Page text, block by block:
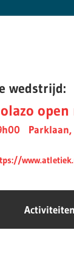
wedstrijd:
Parklaan,
Activiteiten